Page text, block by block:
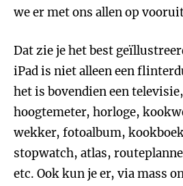
we er met ons allen op
Dat zie je het best
iPad is niet alleen een
het is bovendien een
hoogtemeter, horloge,
wekker, fotoalbum,
stopwatch, atlas,
etc. Ook kun je er, via mass